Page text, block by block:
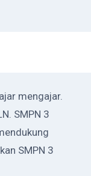
mengajar.
SMPN 3
SMPN 3